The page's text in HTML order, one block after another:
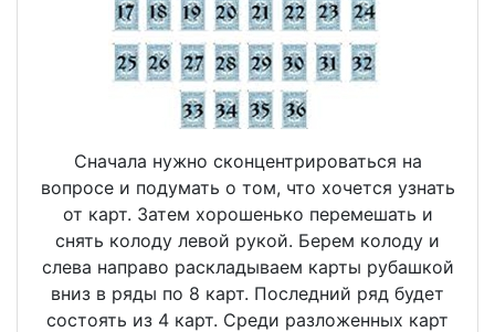
Сначала нужно сконцентрироваться на
вопросе и подумать о том, что хочется узнать
от карт. Затем хорошенько перемешать и
снять колоду левой рукой. Берем колоду и
слева направо раскладываем карты рубашкой
вниз в ряды по 8 карт. Последний ряд будет
состоять из 4 карт. Среди разложенных карт